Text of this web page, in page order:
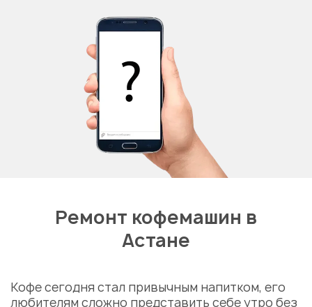
Ремонт кофемашин в
Астане
Кофе сегодня стал привычным напитком, его
любителям сложно представить себе утро без